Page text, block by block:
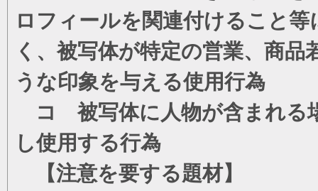
ロフィールを関連付けること
く、被写体が特定の営業、商
うな印象を与える使用行為
コ 被写体に人物が含まれる
し使用する行為
【注意を要する題材】